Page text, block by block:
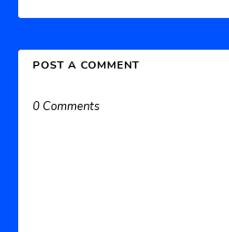
POST A COMMENT
0 Comments